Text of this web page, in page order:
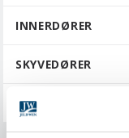
INNERDØRER
SKYVEDØRER
YTTERDØRER